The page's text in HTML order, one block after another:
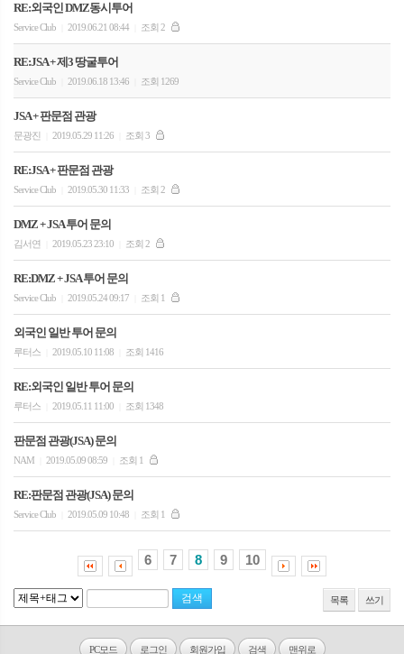
RE:외국인 DMZ동시투어
Service Club 2019.06.21 08:44 조회 2
RE:JSA + 제3 땅굴투어
Service Club 2019.06.18 13:46 조회 1269
JSA + 판문점 관광
문광진 2019.05.29 11:26 조회 3
RE:JSA + 판문점 관광
Service Club 2019.05.30 11:33 조회 2
DMZ + JSA 투어 문의
김서연 2019.05.23 23:10 조회 2
RE:DMZ + JSA 투어 문의
Service Club 2019.05.24 09:17 조회 1
외국인 일반 투어 문의
루터스 2019.05.10 11:08 조회 1416
RE:외국인 일반 투어 문의
루터스 2019.05.11 11:00 조회 1348
판문점 관광(JSA) 문의
NAM 2019.05.09 08:59 조회 1
RE:판문점 관광(JSA) 문의
Service Club 2019.05.09 10:48 조회 1
6 7 8 9 10
목록 쓰기
PC모드 로그인 회원가입 검색 맨위로